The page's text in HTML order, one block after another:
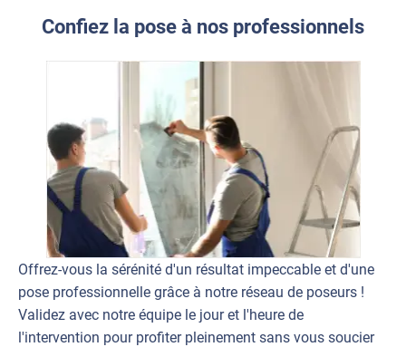
Confiez la pose à nos professionnels
Offrez-vous la sérénité d'un résultat impeccable et d'une
pose professionnelle grâce à notre réseau de poseurs !
Validez avec notre équipe le jour et l'heure de
l'intervention pour profiter pleinement sans vous soucier